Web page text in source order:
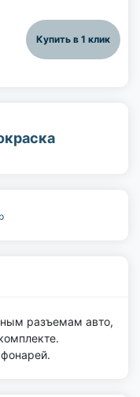
Купить в 1 клик
разъемам авто,